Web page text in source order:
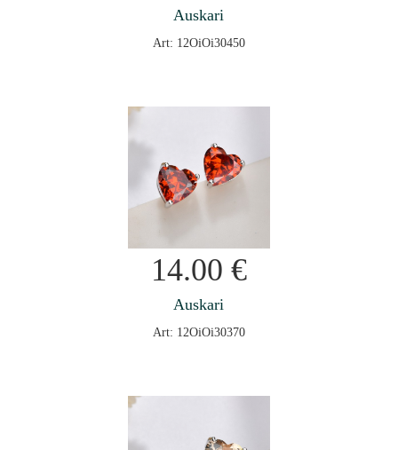
Auskari
Art: 12OiOi30450
14.00 €
Auskari
Art: 12OiOi30370